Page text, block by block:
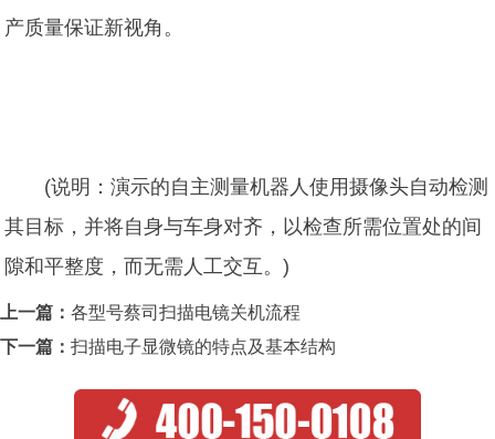
产质量保证新视角。
(说明：演示的自主测量机器人使用摄像头自动检测
其目标，并将自身与车身对齐，以检查所需位置处的间
隙和平整度，而无需人工交互。)
上一篇： 各型号蔡司扫描电镜关机流程
下一篇： 扫描电子显微镜的特点及基本结构